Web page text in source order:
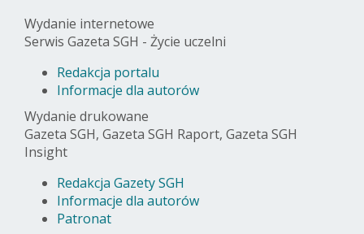
Wydanie internetowe
Serwis Gazeta SGH - Życie uczelni
Redakcja portalu
Informacje dla autorów
Wydanie drukowane
Gazeta SGH, Gazeta SGH Raport, Gazeta SGH
Insight
Redakcja Gazety SGH
Informacje dla autorów
Patronat